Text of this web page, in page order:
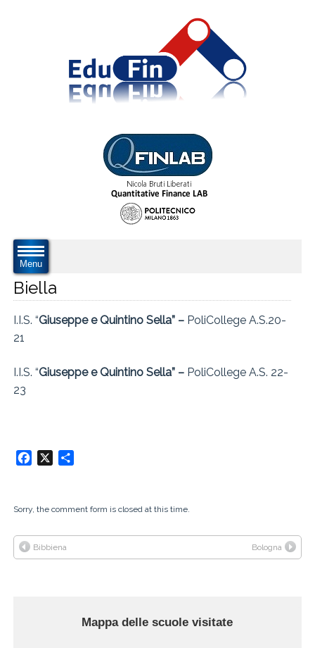
Menu
Biella
I.I.S. “Giuseppe e Quintino Sella” –PoliCollege A.S.20-
21
I.I.S. “Giuseppe e Quintino Sella” –PoliCollege A.S. 22-
23
Facebook
Sorry, the comment form is closed at this time.
Bibbiena Bologna
Mappa delle scuole visitate